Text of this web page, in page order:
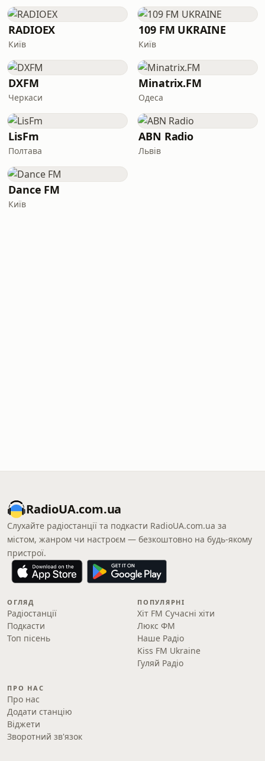
RADIOEX
Київ
109 FM UKRAINE
Київ
DXFM
Черкаси
Minatrix.FM
Одеса
LisFm
Полтава
ABN Radio
Львів
Dance FM
Київ
RadioUA.com.ua
Слухайте радіостанції та подкасти RadioUA.com.ua за
містом, жанром чи настроєм — безкоштовно на будь-якому
пристрої.
ОГЛЯД
Радіостанції
Подкасти
Топ пісень
ПОПУЛЯРНІ
Хіт FM Сучасні хіти
Люкс ФМ
Наше Радіо
Kiss FM Ukraine
Гуляй Радіо
ПРО НАС
Про нас
Додати станцію
Віджети
Зворотний зв'язок